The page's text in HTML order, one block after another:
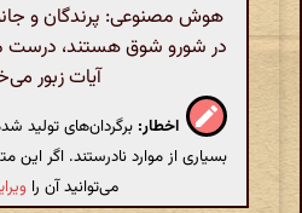
هوش مصنوعی: پرندگان و
در شورو شوق هستند، درست
آیات زبور
اخطار: برگردان‌های
بسیاری از موارد نادرستند. اگر
می‌توانید آن را